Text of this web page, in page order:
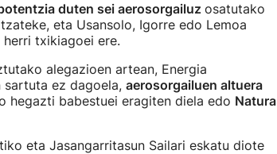
duten sei aerosorgailuz osatutako
eta Usansolo, Igorre edo Lemoa
txikiagoei ere.
alegazioen artean, Energia
sartuta ez dagoela, aerosorgailuen altuera
hegazti babestuei eragiten diela edo Natura
eta Jasangarritasun Sailari eskatu diote